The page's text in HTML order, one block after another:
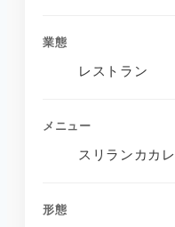
業態
レストラン
メニュー
スリランカカ
形態